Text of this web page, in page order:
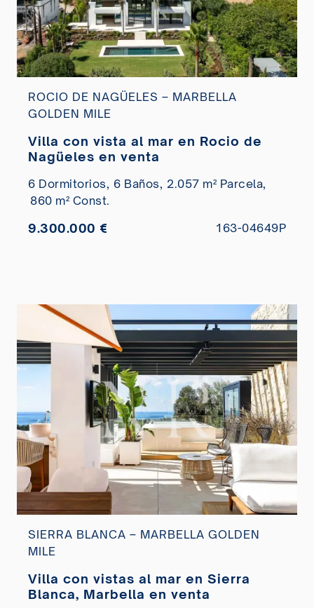
ROCIO DE NAGÜELES – MARBELLA
GOLDEN MILE
Villa con vista al mar en Rocio de
Nagüeles en venta
6 Dormitorios, 6 Baños, 2.057 m² Parcela,
860 m² Const.
9.300.000 € 163-04649P
SIERRA BLANCA – MARBELLA GOLDEN
MILE
Villa con vistas al mar en Sierra
Blanca, Marbella en venta